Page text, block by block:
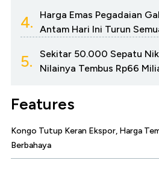
4.
Harga Emas Pegadaian
Antam Hari Ini Turun
5.
Sekitar 50.000 Sepatu
Nilainya Tembus Rp66
Features
Kongo Tutup Keran Ekspor, Harga
Berbahaya